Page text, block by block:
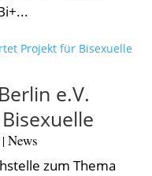
e.V.
News
zum Thema